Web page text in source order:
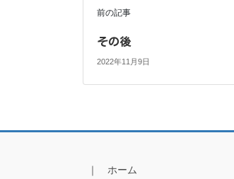
前の記事
その後
2022年11月9日
｜ ホーム